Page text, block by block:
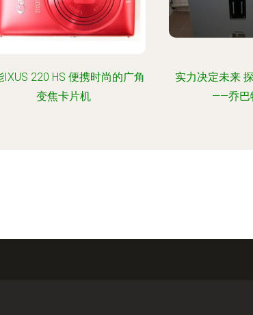
IXUS 220 HS 便携时尚的广角
变焦卡片机
实力决定未来
——乔巴